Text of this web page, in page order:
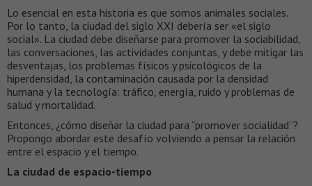
Lo esencial en esta historia es que somos animales sociales.
Por lo tanto, la ciudad del siglo XXI debería ser «el siglo
social». La ciudad debe diseñarse para promover la sociabilidad,
las conversaciones, las actividades conjuntas, y debe mitigar las
desventajas, los problemas físicos y psicológicos de la
hiperdensidad, la contaminación causada por la densidad
humana y la tecnología: tráfico, energía, ruido y problemas de
salud y mortalidad.
Entonces, ¿cómo diseñar la ciudad para “promover socialidad”?
Propongo abordar este desafío volviendo a pensar la relación
entre el espacio y el tiempo.
La ciudad de espacio-tiempo